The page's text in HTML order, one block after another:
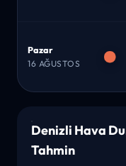
Pazar
16 AĞUSTOS
Denizli Hava
Tahmin